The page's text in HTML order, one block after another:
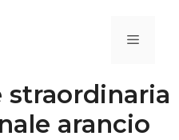
Menu
straordinaria
arancio